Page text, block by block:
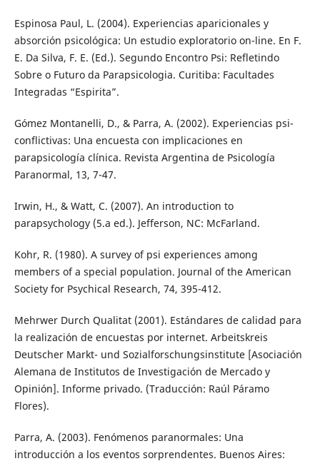
Espinosa Paul, L. (2004). Experiencias aparicionales y
absorción psicológica: Un estudio exploratorio on-line. En F.
E. Da Silva, F. E. (Ed.). Segundo Encontro Psi: Refletindo
Sobre o Futuro da Parapsicologia. Curitiba: Facultades
Integradas “Espirita”.
Gómez Montanelli, D., & Parra, A. (2002). Experiencias psi-
conflictivas: Una encuesta con implicaciones en
parapsicología clínica. Revista Argentina de Psicología
Paranormal, 13, 7-47.
Irwin, H., & Watt, C. (2007). An introduction to
parapsychology (5.a ed.). Jefferson, NC: McFarland.
Kohr, R. (1980). A survey of psi experiences among
members of a special population. Journal of the American
Society for Psychical Research, 74, 395-412.
Mehrwer Durch Qualitat (2001). Estándares de calidad para
la realización de encuestas por internet. Arbeitskreis
Deutscher Markt- und Sozialforschungsinstitute [Asociación
Alemana de Institutos de Investigación de Mercado y
Opinión]. Informe privado. (Traducción: Raúl Páramo
Flores).
Parra, A. (2003). Fenómenos paranormales: Una
introducción a los eventos sorprendentes. Buenos Aires: